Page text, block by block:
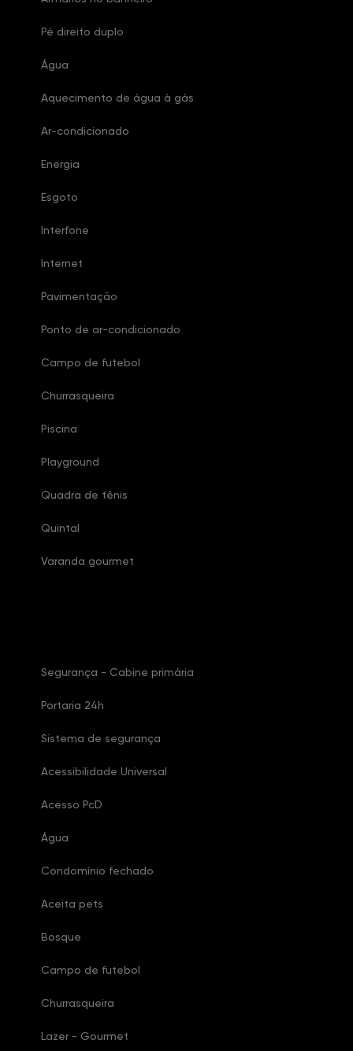
Pé direito duplo
Água
Aquecimento de água à gás
Ar-condicionado
Energia
Esgoto
Interfone
Internet
Pavimentação
Ponto de ar-condicionado
Campo de futebol
Churrasqueira
Piscina
Playground
Quadra de tênis
Quintal
Varanda gourmet
Segurança - Cabine primária
Portaria 24h
Sistema de segurança
Acessibilidade Universal
Acesso PcD
Água
Condomínio fechado
Aceita pets
Bosque
Campo de futebol
Churrasqueira
Lazer - Gourmet